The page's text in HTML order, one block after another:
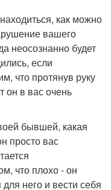
как можно
вашего
неосознанно будет
если
что протянув руку
он в вас очень
бывшей, какая
просто вас
что плохо - он
него и вести себя